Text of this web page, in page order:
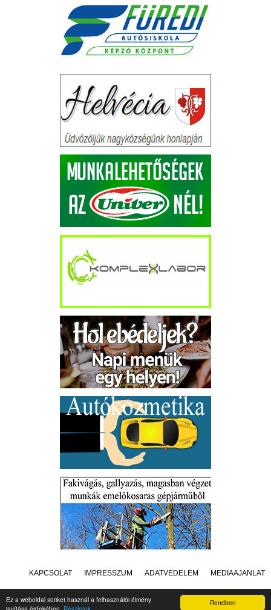
Rendben
Ez a weboldal sütiket használ a felhasználói élmény
KAPCSOLAT IMPRESSZUM ADATVÉDELEM MÉDIAAJÁNLAT